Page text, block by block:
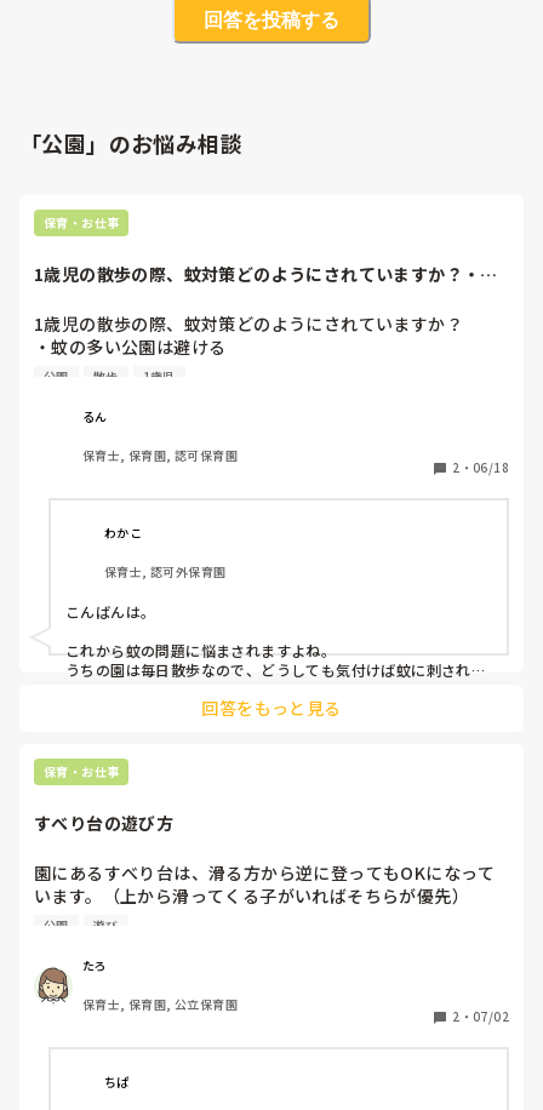
回答を投稿する
「公園」のお悩み相談
保育・お仕事
1歳児の散歩の際、蚊対策どのようにされていますか？・蚊
1歳児の散歩の際、蚊対策どのようにされていますか？
・蚊の多い公園は避ける
・虫除けスプレーを直前に念入りに使用する
いたいです。
公園 散歩 1歳児
るん
保育士, 保育園, 認可保育園
2 ・ 06/18
わかこ
保育士, 認可外保育園
こんばんは。
これから蚊の問題に悩まされますよね。
うちの園は毎日散歩なので、どうしても気付けば蚊に刺されて
効果は分かりませんが、家庭で服に貼る虫除けパッチを付けて
くる子が多いです。
タ、蚊が来ないようにあおいでいます。
得策ではないですが、お互い蚊の時期乗り切りましょう。
回答をもっと見る
保育・お仕事
すべり台の遊び方
園にあるすべり台は、滑る方から逆に登ってもOKになって
います。（上から滑ってくる子がいればそちらが優先）
どうなのかな？とふと思います。
主任に確認したところ、園でOKと言ってるので外でだめに
はならないとのことでしたが。
地域の方や、遠足でたくさんの子どもたちが遊ぶ場所に行っ
たときに、そのルールは危険なのではないかと考えていま
公園 遊び
たろ
保育士, 保育園, 公立保育園
2 ・ 07/02
ちぱ